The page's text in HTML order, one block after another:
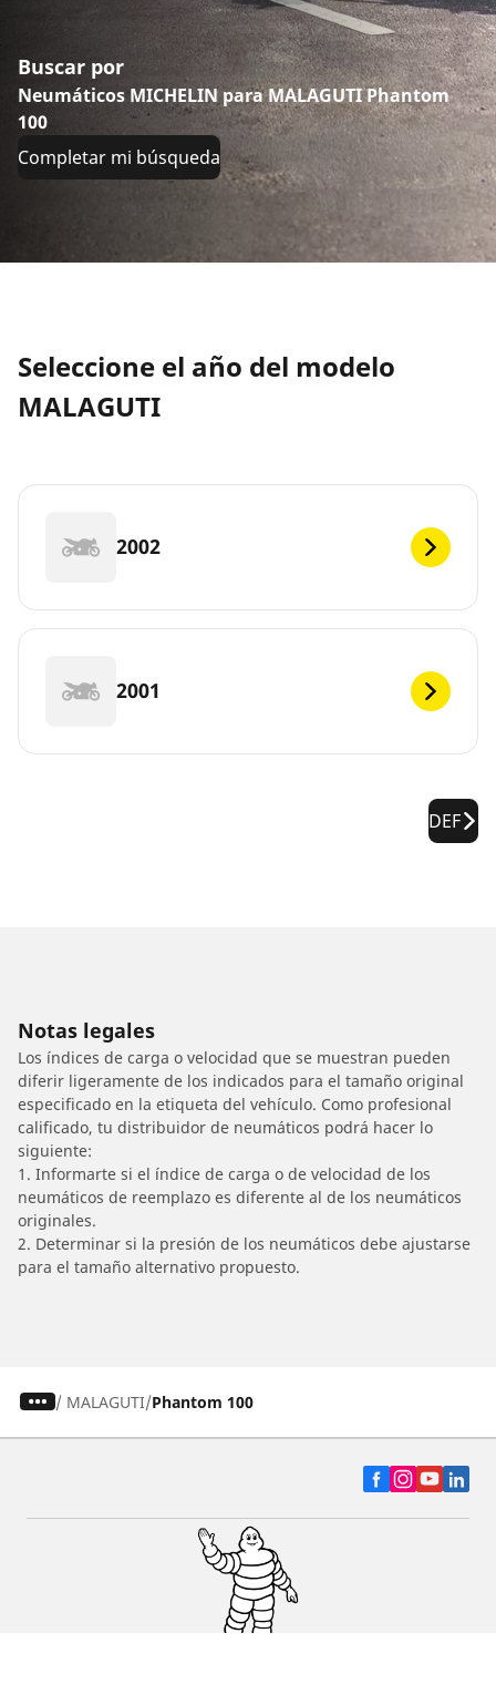
Buscar por
Neumáticos MICHELIN para MALAGUTI Phantom
100
Completar mi búsqueda
Seleccione el año del modelo
MALAGUTI
2002
2001
DEF
Notas legales
Los índices de carga o velocidad que se muestran pueden
diferir ligeramente de los indicados para el tamaño original
especificado en la etiqueta del vehículo. Como profesional
calificado, tu distribuidor de neumáticos podrá hacer lo
siguiente:
1. Informarte si el índice de carga o de velocidad de los
neumáticos de reemplazo es diferente al de los neumáticos
originales.
2. Determinar si la presión de los neumáticos debe ajustarse
para el tamaño alternativo propuesto.
/ MALAGUTI Phantom 100